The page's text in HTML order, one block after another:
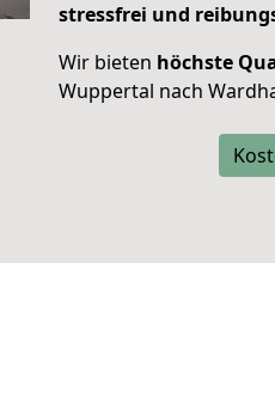
stressfrei und
Wir bieten höchste
Wuppertal nach